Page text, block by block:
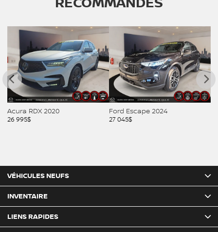
Acura RDX 2020
26 995$
Ford Escape 2024
27 045$
VÉHICULES NEUFS
INVENTAIRE
LIENS RAPIDES